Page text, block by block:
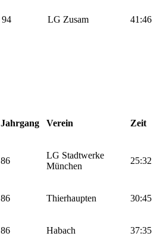
94 LG Zusam 41:46
Jahrgang Verein Zeit
86
LG Stadtwerke
München
25:32
86 Thierhaupten 30:45
86 Habach 37:35